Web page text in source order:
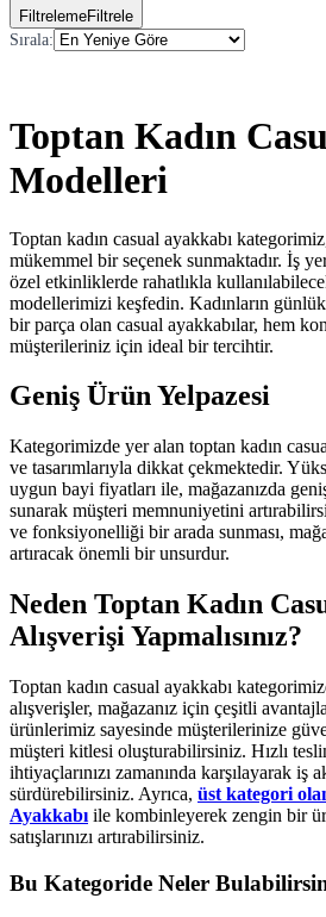
FiltrelemeFiltrele
Sırala:
Toptan Kadın
Modelleri
Toptan kadın casual ayakkabı
mükemmel bir seçenek sunmaktadır. İş
özel etkinliklerde rahatlıkla
modellerimizi keşfedin. Kadınların
bir parça olan casual ayakkabılar, hem
müşterileriniz için ideal bir tercihtir.
Geniş Ürün Yelpazesi
Kategorimizde yer alan toptan kadın
ve tasarımlarıyla dikkat çekmektedir.
uygun bayi fiyatları ile, mağazanızda
sunarak müşteri memnuniyetini
ve fonksiyonelliği bir arada sunması,
artıracak önemli bir unsurdur.
Neden Toptan Kadın
Alışverişi Yapmalısınız?
Toptan kadın casual ayakkabı
alışverişler, mağazanız için çeşitli
ürünlerimiz sayesinde müşterilerinize
müşteri kitlesi oluşturabilirsiniz. Hızlı
ihtiyaçlarınızı zamanında karşılayarak iş
sürdürebilirsiniz. Ayrıca, üst kategori
Ayakkabı ile kombinleyerek zengin bir
satışlarınızı artırabilirsiniz.
Bu Kategoride Neler